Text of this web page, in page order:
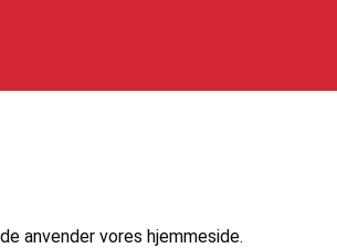
anvender vores hjemmeside.